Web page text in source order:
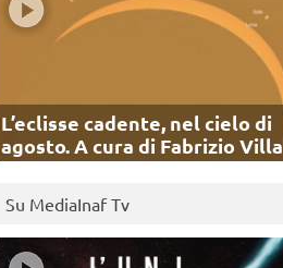
L’eclisse cadente, nel cielo di
agosto. A cura di Fabrizio Villa
Su MediaInaf Tv